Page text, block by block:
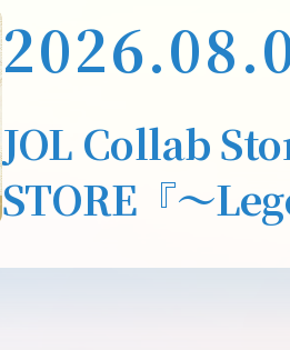
JOL Collab
STORE『～
にゃこら太の